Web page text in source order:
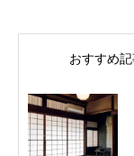
おすすめ